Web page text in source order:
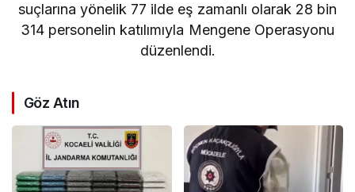
suçlarına yönelik 77 ilde eş zamanlı olarak 28 bin
314 personelin katılımıyla Mengene Operasyonu
düzenlendi.
Göz Atın